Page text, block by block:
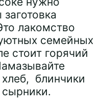
лакомство
семейных
стоит горячий
блинчики
сырники.